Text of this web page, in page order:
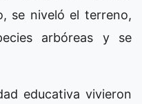
se niveló el terreno,
arbóreas y se
educativa vivieron